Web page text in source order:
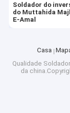
Soldador do
do Muttahida
E-Amal
Casa
Qualidade
da